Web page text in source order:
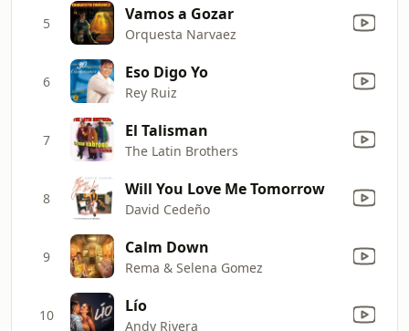
5 Vamos a Gozar
Orquesta Narvaez
6 Eso Digo Yo
Rey Ruiz
7 El Talisman
The Latin Brothers
8 Will You Love Me Tomorrow
David Cedeño
9 Calm Down
Rema & Selena Gomez
10 Lío
Andy Rivera